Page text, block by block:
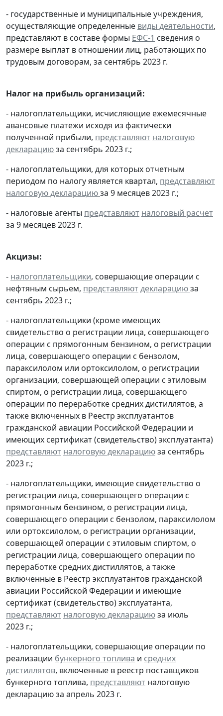
- государственные и муниципальные учреждения,
осуществляющие определенные виды деятельности,
представляют в составе формы ЕФС-1 сведения о
размере выплат в отношении лиц, работающих по
трудовым договорам, за сентябрь 2023 г.
Налог на прибыль организаций:
- налогоплательщики, исчисляющие ежемесячные
авансовые платежи исходя из фактически
полученной прибыли, представляют налоговую
декларациюза сентябрь 2023 г.;
- налогоплательщики, для которых отчетным
периодом по налогу является квартал, представляют
налоговую декларациюза 9 месяцев 2023 г.;
- налоговые агенты представляют налоговый расчет
за 9 месяцев 2023 г.
Акцизы:
- налогоплательщики, совершающие операции с
нефтяным сырьем, представляютдекларациюза
сентябрь 2023 г.;
- налогоплательщики (кроме имеющих
свидетельство о регистрации лица, совершающего
операции с прямогонным бензином, о регистрации
лица, совершающего операции с бензолом,
параксилолом или ортоксилолом, о регистрации
организации, совершающей операции с этиловым
спиртом, о регистрации лица, совершающего
операции по переработке средних дистиллятов, а
также включенных в Реестр эксплуатантов
гражданской авиации Российской Федерации и
имеющих сертификат (свидетельство) эксплуатанта)
представляют налоговую декларациюза сентябрь
2023 г.;
- налогоплательщики, имеющие свидетельство о
регистрации лица, совершающего операции с
прямогонным бензином, о регистрации лица,
совершающего операции с бензолом, параксилолом
или ортоксилолом, о регистрации организации,
совершающей операции с этиловым спиртом, о
регистрации лица, совершающего операции по
переработке средних дистиллятов, а также
включенные в Реестр эксплуатантов гражданской
авиации Российской Федерации и имеющие
сертификат (свидетельство) эксплуатанта,
представляют налоговую декларациюза июль
2023 г.;
- налогоплательщики, совершающие операции по
реализации бункерного топлива и средних
дистиллятов, включенные в реестр поставщиков
бункерного топлива, представляют налоговую
декларацию за апрель 2023 г.